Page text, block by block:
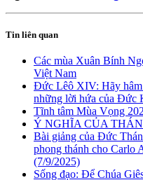
Tin liên quan
Các mùa Xuân Bính
Việt Nam
Đức Lêô XIV: Hãy hâm
những lời hứa của Đức
Tĩnh tâm Mùa Vọng
Ý NGHĨA CỦA
Bài giảng của Đức
phong thánh cho Carlo
(7/9/2025)
Sống đạo: Để Chúa